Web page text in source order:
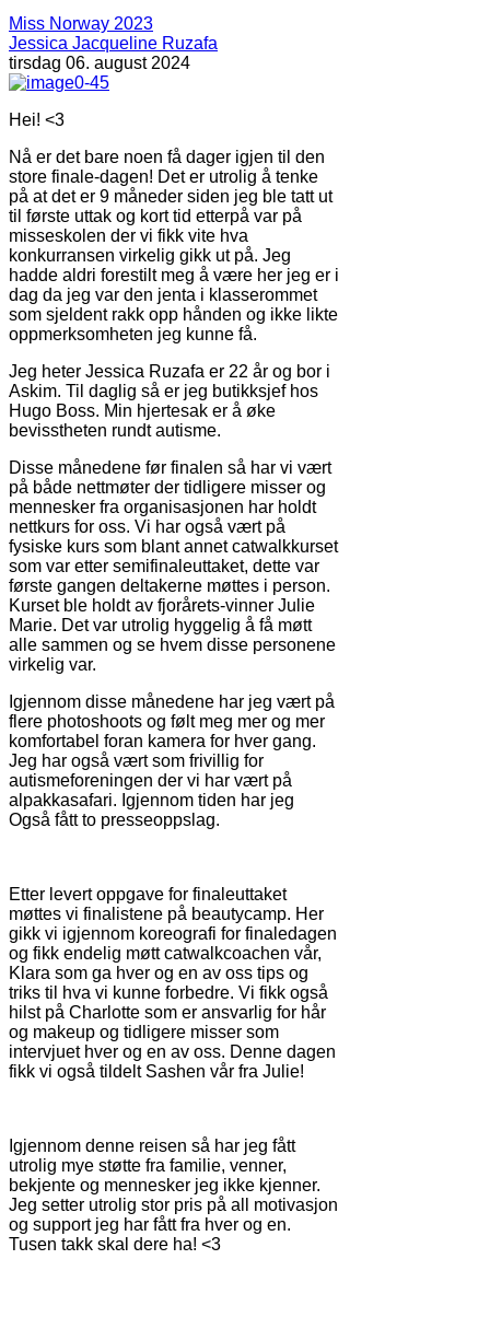
Miss Norway 2023
Jessica Jacqueline Ruzafa
tirsdag 06. august 2024
Hei! <3
Nå er det bare noen få dager igjen til den
store finale-dagen! Det er utrolig å tenke
på at det er 9 måneder siden jeg ble tatt ut
til første uttak og kort tid etterpå var på
misseskolen der vi fikk vite hva
konkurransen virkelig gikk ut på. Jeg
hadde aldri forestilt meg å være her jeg er i
dag da jeg var den jenta i klasserommet
som sjeldent rakk opp hånden og ikke likte
oppmerksomheten jeg kunne få.
Jeg heter Jessica Ruzafa er 22 år og bor i
Askim. Til daglig så er jeg butikksjef hos
Hugo Boss. Min hjertesak er å øke
bevisstheten rundt autisme.
Disse månedene før finalen så har vi vært
på både nettmøter der tidligere misser og
mennesker fra organisasjonen har holdt
nettkurs for oss. Vi har også vært på
fysiske kurs som blant annet catwalkkurset
som var etter semifinaleuttaket, dette var
første gangen deltakerne møttes i person.
Kurset ble holdt av fjorårets-vinner Julie
Marie. Det var utrolig hyggelig å få møtt
alle sammen og se hvem disse personene
virkelig var.
Igjennom disse månedene har jeg vært på
flere photoshoots og følt meg mer og mer
komfortabel foran kamera for hver gang.
Jeg har også vært som frivillig for
autismeforeningen der vi har vært på
alpakkasafari. Igjennom tiden har jeg
Også fått to presseoppslag.
Etter levert oppgave for finaleuttaket
møttes vi finalistene på beautycamp. Her
gikk vi igjennom koreografi for finaledagen
og fikk endelig møtt catwalkcoachen vår,
Klara som ga hver og en av oss tips og
triks til hva vi kunne forbedre. Vi fikk også
hilst på Charlotte som er ansvarlig for hår
og makeup og tidligere misser som
intervjuet hver og en av oss. Denne dagen
fikk vi også tildelt Sashen vår fra Julie!
Igjennom denne reisen så har jeg fått
utrolig mye støtte fra familie, venner,
bekjente og mennesker jeg ikke kjenner.
Jeg setter utrolig stor pris på all motivasjon
og support jeg har fått fra hver og en.
Tusen takk skal dere ha! <3